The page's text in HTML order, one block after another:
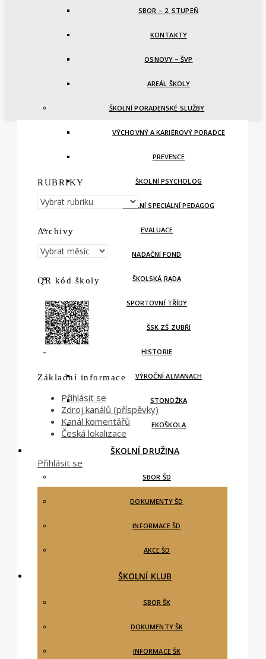
SBOR – 2. STUPEŇ
KONTAKTY
OSNOVY – ŠVP
AREÁL ŠKOLY
ŠKOLNÍ PORADENSKÉ SLUŽBY
VÝCHOVNÝ A KARIÉROVÝ PORADCE
PREVENCE
ŠKOLNÍ PSYCHOLOG
ŠKOLNÍ SPECIÁLNÍ PEDAGOG
EVALUACE
NADAČNÍ FOND
ŠKOLSKÁ RADA
SPORTOVNÍ TŘÍDY
ŠSK ZŠ ZUBŘÍ
HISTORIE
VÝROČNÍ ALMANACH
STONOŽKA
EKOŠKOLA
ŠKOLNÍ DRUŽINA
SBOR ŠD
DOKUMENTY ŠD
INFORMACE ŠD
AKCE ŠD
ŠKOLNÍ KLUB
SBOR ŠK
DOKUMENTY ŠK
INFORMACE ŠK
RUBRIKY
RUBRIKY
Archivy
Archivy
QR kód školy
Základní informace
Přihlásit se
Zdroj kanálů (příspěvky)
Kanál komentářů
Česká lokalizace
Přihlásit se